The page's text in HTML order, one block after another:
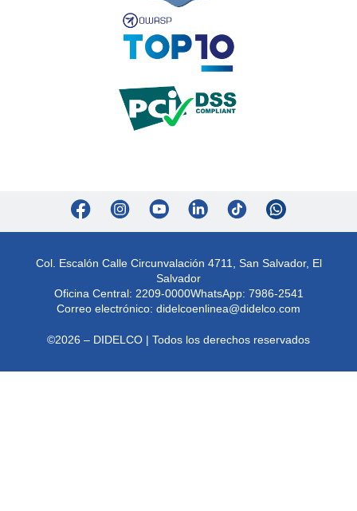
Col. Escalón Calle Circunvalación 4711, San Salvador, El
Salvador
Oficina Central: 2209-0000WhatsApp: 7986-2541
Correo electrónico: didelcoenlinea@didelco.com
©2026 – DIDELCO | Todos los derechos reservados